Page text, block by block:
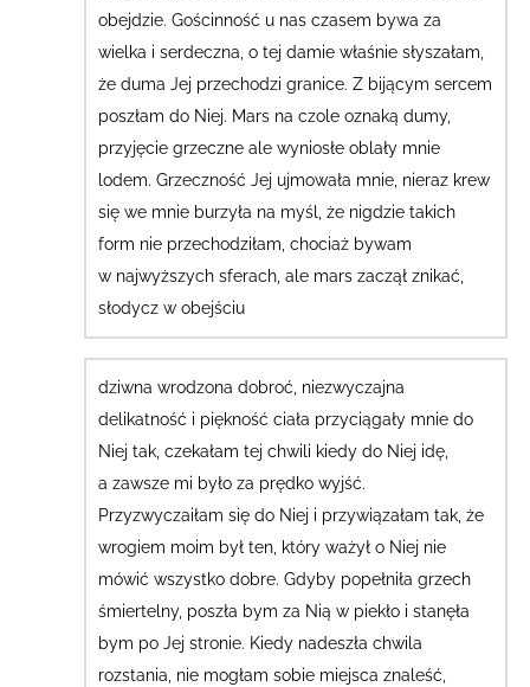
obejdzie. Gościnność u nas czasem bywa za
wielka i serdeczna, o tej damie właśnie słyszałam,
że duma Jej przechodzi granice. Z bijącym sercem
poszłam do Niej. Mars na czole oznaką dumy,
przyjęcie grzeczne ale wyniosłe oblały mnie
lodem. Grzeczność Jej ujmowała mnie, nieraz krew
się we mnie burzyła na myśl, że nigdzie takich
form nie przechodziłam, chociaż bywam
w najwyższych sferach, ale mars zaczął znikać,
słodycz w obejściu
dziwna wrodzona dobroć, niezwyczajna
delikatność i piękność ciała przyciągały mnie do
Niej tak, czekałam tej chwili kiedy do Niej idę,
a zawsze mi było za prędko wyjść.
Przyzwyczaiłam się do Niej i przywiązałam tak, że
wrogiem moim był ten, który ważył o Niej nie
mówić wszystko dobre. Gdyby popełniła grzech
śmiertelny, poszła bym za Nią w piekło i stanęła
bym po Jej stronie. Kiedy nadeszła chwila
rozstania, nie mogłam sobie miejsca znaleść,